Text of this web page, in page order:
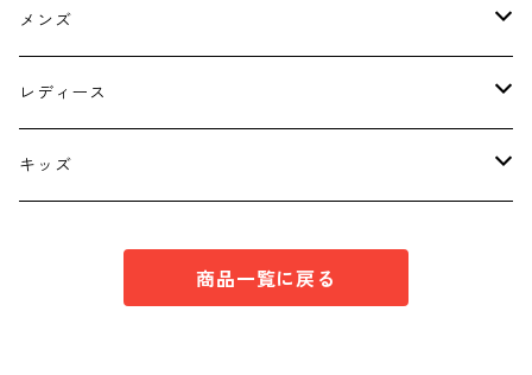
メンズ
トップス
ボトムス
レディース
トップス
キッズ
商品一覧に戻る